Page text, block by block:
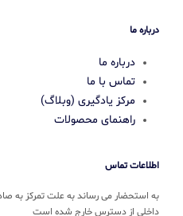
درباره ما
درباره ما
تماس با ما
مرکز یادگیری (وبلاگ)
راهنمای محصولات
اطلاعات تماس
به استحضار می رساند به علت تمرکز به
داخلی از دسترس خارج شده است